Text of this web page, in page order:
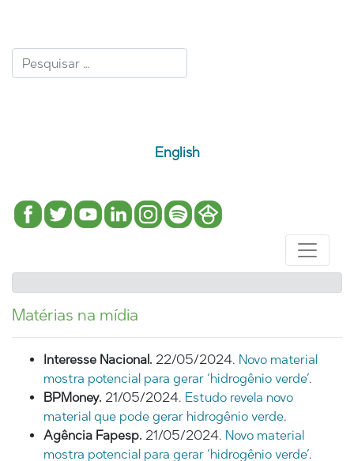
English
Matérias na mídia
Interesse Nacional. 22/05/2024. Novo material
mostra potencial para gerar ‘hidrogênio verde’.
BPMoney. 21/05/2024. Estudo revela novo
material que pode gerar hidrogênio verde.
Agência Fapesp. 21/05/2024. Novo material
mostra potencial para gerar ‘hidrogênio verde’.